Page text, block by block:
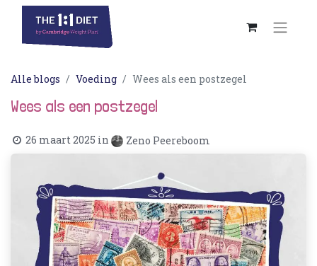
Alle blogs Voeding Wees als een postzegel
Wees als een postzegel
26 maart 2025 in Zeno Peereboom